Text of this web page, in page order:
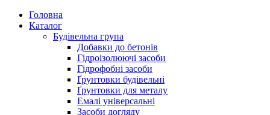
Головна
Каталог
Будівельна група
Добавки до бетонів
Гідроізолюючі засоби
Гідрофобні засоби
Ґрунтовки будівельні
Ґрунтовки для металу
Емалі універсальні
Засоби догляду